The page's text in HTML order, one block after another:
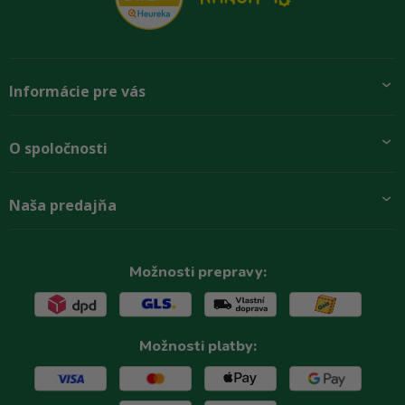
Informácie pre vás
Preprava a platba
Rady zákazníkom
O spoločnosti
O firme
Naša predajňa
Možnosti prepravy:
Možnosti platby: